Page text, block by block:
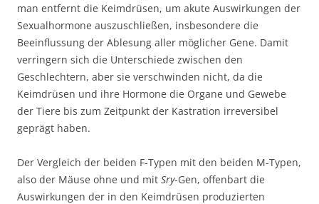
man entfernt die Keimdrüsen, um akute Auswirkungen der
Sexualhormone auszuschließen, insbesondere die
Beeinflussung der Ablesung aller möglicher Gene. Damit
verringern sich die Unterschiede zwischen den
Geschlechtern, aber sie verschwinden nicht, da die
Keimdrüsen und ihre Hormone die Organe und Gewebe
der Tiere bis zum Zeitpunkt der Kastration irreversibel
geprägt haben.
Der Vergleich der beiden F-Typen mit den beiden M-Typen,
also der Mäuse ohne und mit Sry-Gen, offenbart die
Auswirkungen der in den Keimdrüsen produzierten